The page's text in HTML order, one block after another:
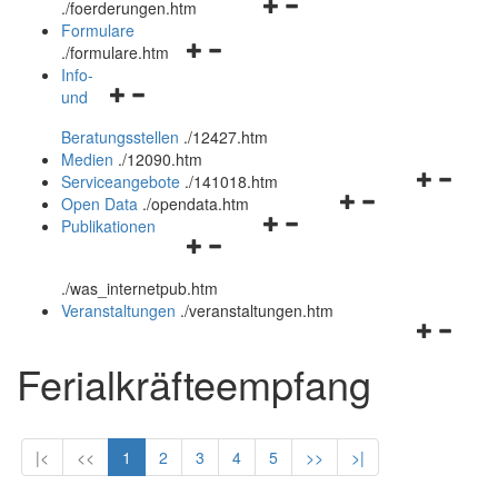
Navigationsmenü
./foerderungen.htm
Navigationsmenü
Formulare
./formulare.htm
Navigationsmenü
und
schließen
Info-
und
Beratungsstellen ./12427.htm
Medien ./12090.htm
Navigationsmenü
Serviceangebote ./141018.htm
Navigationsmenü
Open Data ./opendata.htm
Navigationsmenü
und
schließen
Publikationen
./was_internetpub.htm
Veranstaltungen ./veranstaltungen.htm
Ferialkräfteempfang
|< << 1 2 3 4 5 >> >|